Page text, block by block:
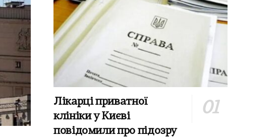
Лікарці приватної
клініки у Києві
повідомили про підозру